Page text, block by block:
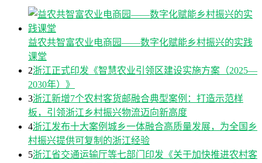
益农共智富农业电商园——数字化赋能乡村振兴的实践
课堂
2浙江正式印发《智慧农业引领区建设实施方案（2025—
2030年）》
3浙江新增7个农村客货邮融合典型案例：打造示范样
板，引领浙江乡村振兴物流迈向新高度
4浙江发布十大案例城乡一体融合高质量发展，为全国乡
村振兴提供可复制的浙江经验
5浙江省交通运输厅等七部门印发《关于加快推进农村客